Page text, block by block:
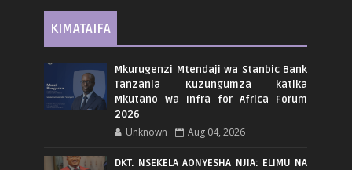
KIMATAIFA
Mkurugenzi Mtendaji wa Stanbic Bank
Tanzania Kuzungumza katika
Mkutano wa Infra for Africa Forum
2026
Unknown Aug 04, 2026
DKT. NSEKELA AONYESHA NJIA: ELIMU NA